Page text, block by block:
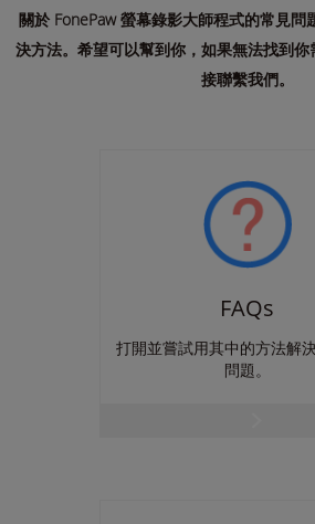
關於 FonePaw 螢幕錄影大師程式的常見問
決方法。希望可以幫到你，如果無法找到
接聯繫我們。
FAQs
打開並嘗試用其中的方法解
問題。